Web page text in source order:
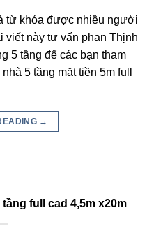
từ khóa được nhiều người
viết này tư vấn phan Thịnh
5 tầng để các bạn tham
5 tầng mặt tiền 5m full
→
full cad 4,5m x20m